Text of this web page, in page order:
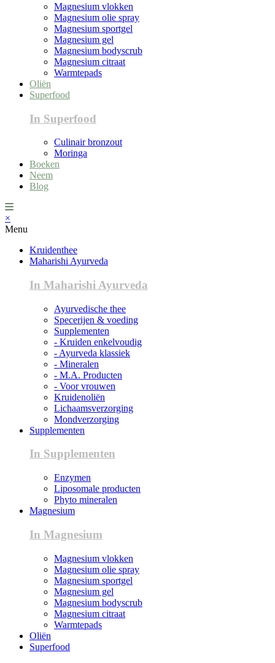
Magnesium vlokken
Magnesium olie spray
Magnesium sportgel
Magnesium gel
Magnesium bodyscrub
Magnesium citraat
Warmtepads
Oliën
Superfood
In Superfood
Culinair bronzout
Moringa
Boeken
Neem
Blog
×
Menu
Kruidenthee
Maharishi Ayurveda
In Maharishi Ayurveda
Ayurvedische thee
Specerijen & voeding
Supplementen
- Kruiden enkelvoudig
- Ayurveda klassiek
- Mineralen
- M.A. Producten
- Voor vrouwen
Kruidenoliën
Lichaamsverzorging
Mondverzorging
Supplementen
In Supplementen
Enzymen
Liposomale producten
Phyto mineralen
Magnesium
In Magnesium
Magnesium vlokken
Magnesium olie spray
Magnesium sportgel
Magnesium gel
Magnesium bodyscrub
Magnesium citraat
Warmtepads
Oliën
Superfood